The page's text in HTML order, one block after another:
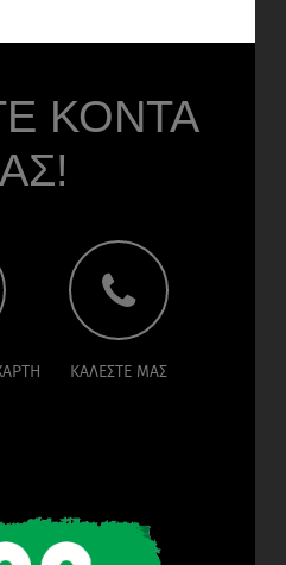
ΚΟΝΤΑ
ΚΑΛΕΣΤΕ ΜΑΣ